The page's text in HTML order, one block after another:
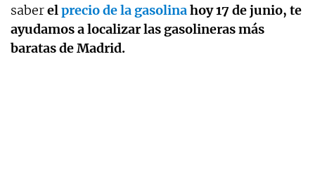
saberelprecio de la gasolinahoy 17 de junio, te
ayudamos a localizar las gasolineras más
baratas de Madrid.